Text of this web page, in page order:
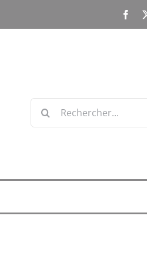
Rechercher: